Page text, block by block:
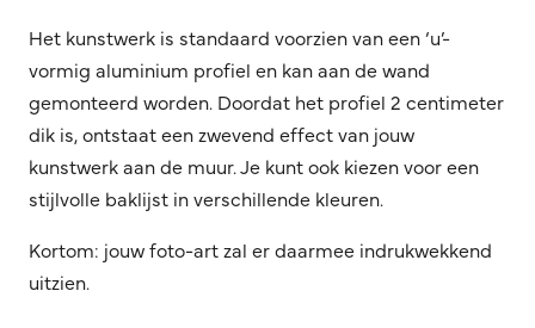
Het kunstwerk is standaard voorzien van een ‘u’-
vormig aluminium profiel en kan aan de wand
gemonteerd worden. Doordat het profiel 2 centimeter
dik is, ontstaat een zwevend effect van jouw
kunstwerk aan de muur. Je kunt ook kiezen voor een
stijlvolle baklijst in verschillende kleuren.
Kortom: jouw foto-art zal er daarmee indrukwekkend
uitzien.